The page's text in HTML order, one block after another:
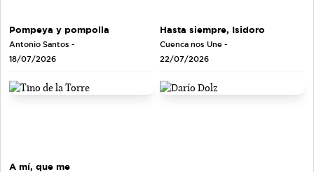
Pompeya y pompolla
Antonio Santos -
18/07/2026
Hasta siempre, Isidoro
Cuenca nos Une -
22/07/2026
A mí, que me